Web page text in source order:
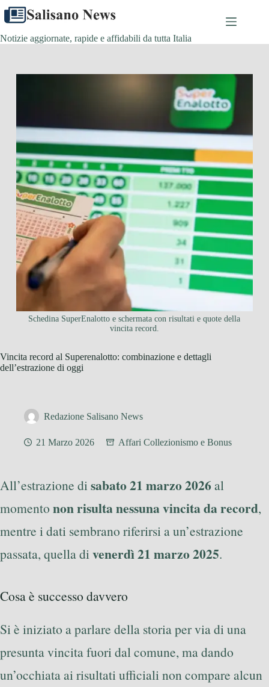
Salta
contenuto
Notizie aggiornate, rapide e affidabili da tutta Italia
Schedina SuperEnalotto e schermata con risultati e quote della
vincita record.
Vincita record al Superenalotto: combinazione e dettagli
dell’estrazione di oggi
Redazione Salisano News
21 Marzo 2026 Affari Collezionismo e Bonus
All’estrazione disabato 21 marzo 2026al
momento non risulta nessuna vincita da record,
mentre i dati sembrano riferirsi a un’estrazione
passata, quella divenerdì 21 marzo 2025.
Cosa è successo davvero
Si è iniziato a parlare della storia per via di una
presunta vincita fuori dal comune, ma dando
un’occhiata ai risultati ufficiali non compare alcun